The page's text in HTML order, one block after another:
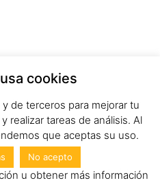
cookies
de terceros para mejorar tu
realizar tareas de análisis. Al
que aceptas su uso.
No acepto
u obtener más información